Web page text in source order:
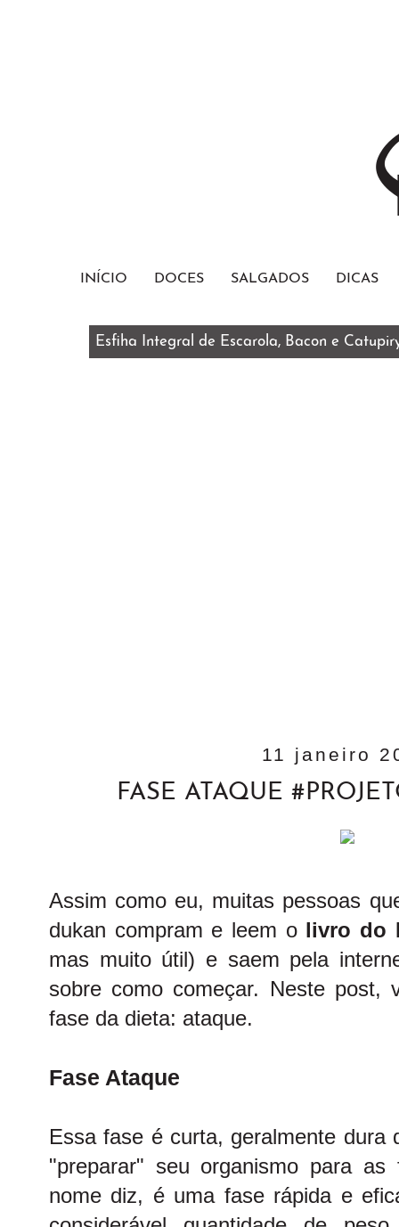
INÍCIO DOCES SALGADOS DICAS
Esfiha Integral de Escarola, Bacon e
11 janeiro
FASE ATAQUE
Assim como eu, muitas pessoas
dukan compram e leem o livro do
mas muito útil) e saem pela
sobre como começar. Neste post,
fase da dieta: ataque.
Fase Ataque
Essa fase é curta, geralmente dura
"preparar" seu organismo para
nome diz, é uma fase rápida e